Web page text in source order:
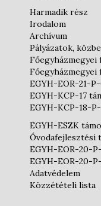
Harmadik rész
Irodalom
Archívum
Pályázatok,
Főegyházmegyei
Főegyházmegyei
EGYH-EOR-21-
EGYH-KCP-17
EGYH-KCP-18-
EGYH-ESZK
Óvodafejlesztési
EGYH-EOR-20-
EGYH-EOR-20-
Adatvédelem
Közzétételi lista